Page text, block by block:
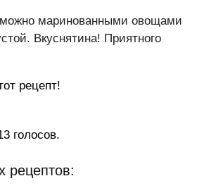
можно маринованными овощами
Вкуснятина! Приятного
рецепт!
голосов.
рецептов: